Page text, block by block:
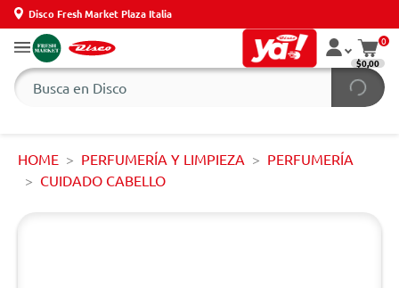
Disco Fresh Market Plaza Italia
0
$0,00
HOME PERFUMERÍA Y LIMPIEZA
PERFUMERÍA
CUIDADO CABELLO